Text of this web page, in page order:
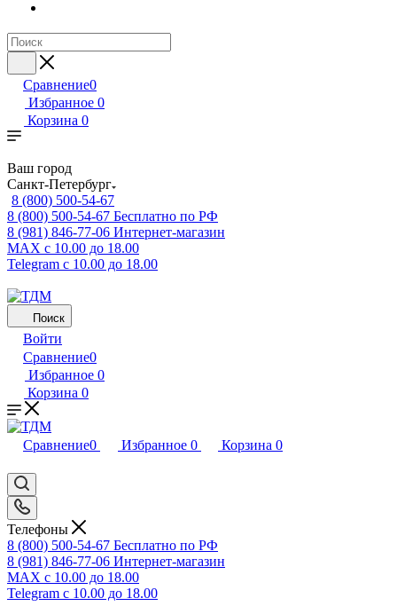
Сравнение0
Избранное 0
Корзина 0
Ваш город
Санкт-Петербург
8 (800) 500-54-67
8 (800) 500-54-67 Бесплатно по РФ
8 (981) 846-77-06 Интернет-магазин
MAX с 10.00 до 18.00
Telegram с 10.00 до 18.00
Поиск
Войти
Сравнение0
Избранное 0
Корзина 0
Сравнение0 Избранное 0 Корзина 0
Телефоны
8 (800) 500-54-67 Бесплатно по РФ
8 (981) 846-77-06 Интернет-магазин
MAX с 10.00 до 18.00
Telegram с 10.00 до 18.00